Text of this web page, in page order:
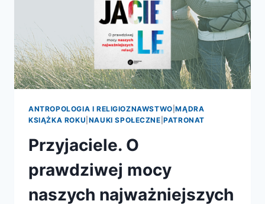
ANTROPOLOGIA I RELIGIOZNAWSTWO |MĄDRA
KSIĄŻKA ROKU NAUKI SPOŁECZNE |PATRONAT
Przyjaciele. O
prawdziwej mocy
naszych najważniejszych